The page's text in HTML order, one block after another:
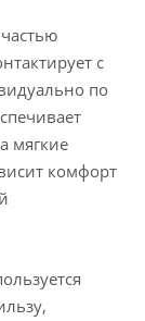
с
по
мягкие
комфорт